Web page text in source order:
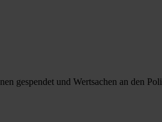
gespendet und Wertsachen an den